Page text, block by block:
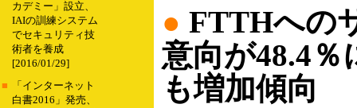
カデミー」設立、
IAIの訓練システム
でセキュリティ技
術者を養成
[2016/01/29]
■
「インターネット
白書2016」発売、
● FTTHへの
意向が48.4％
も増加傾向